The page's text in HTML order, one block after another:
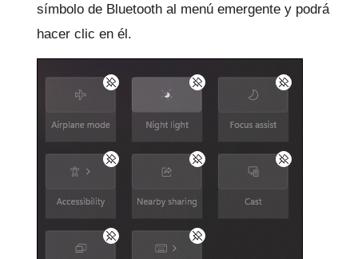
símbolo de Bluetooth al menú emergente y podrá
hacer clic en él.